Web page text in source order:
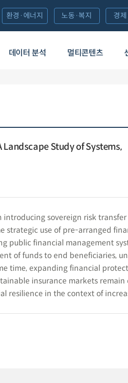
데이터 분석 멀티콘텐츠
환경·에너지 노동·복지 경
Study of Systems,
introducing sovereign risk
strategic use of pre-arranged
public financial management
of funds to end beneficiaries,
time, expanding financial
insurance markets
resilience in the context of